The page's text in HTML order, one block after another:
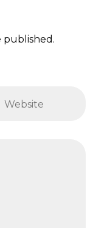
published.